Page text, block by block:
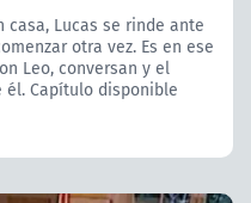
casa, Lucas se rinde ante
otra vez. Es en ese
Leo, conversan y el
Capítulo disponible